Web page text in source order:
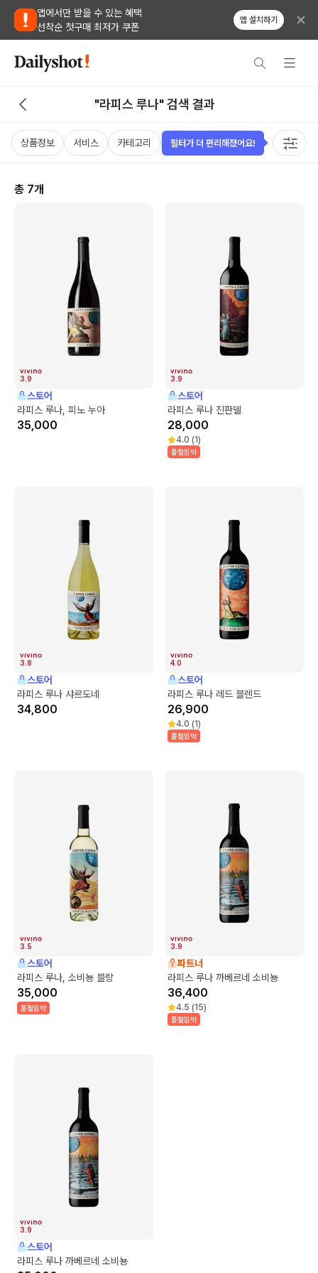
앱에서만 받을 수 있는 혜택
선착순 첫구매 최저가 쿠폰
앱 설치하기
"라피스 루나" 검색 결과
상품정보 서비스 카테고리 가격 비비노점수 국가 용량
총 7개
3.9
스토어
라피스 루나, 피노 누아
35,000
3.9
스토어
라피스 루나 진판델
28,000
4.0 (1)
품절임박
3.8
스토어
라피스 루나 샤르도네
34,800
4.0
스토어
라피스 루나 레드 블렌드
26,900
4.0 (1)
품절임박
3.5
스토어
라피스 루나, 소비뇽 블랑
35,000
품절임박
3.9
파트너
라피스 루나 까베르네 소비뇽
36,400
4.5 (15)
품절임박
3.9
스토어
라피스 루나 까베르네 소비뇽
필터가 더 편리해졌어요!